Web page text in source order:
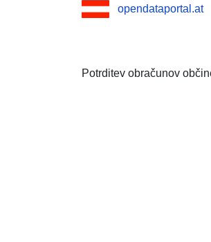
opendataportal.at
Potrditev obračunov